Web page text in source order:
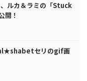
ルカ＆ラミの「Stuck
開！
セリのgif画